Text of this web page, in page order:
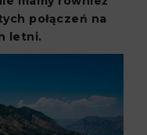
połączeń na
letni.